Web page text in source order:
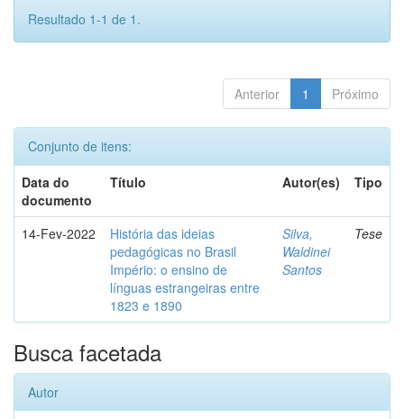
Resultado 1-1 de 1.
Anterior 1 Próximo
Conjunto de itens:
Data do
documento
Título Autor(es) Tipo
14-Fev-2022
História das ideias
pedagógicas no Brasil
Império: o ensino de
línguas estrangeiras entre
1823 e 1890
Silva,
Waldinei
Santos
Tese
Busca facetada
Autor